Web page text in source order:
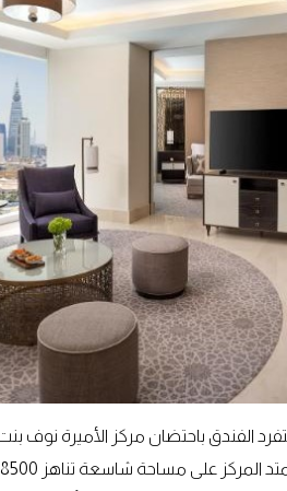
الفندق باحتضان مركز الأميرة نوف